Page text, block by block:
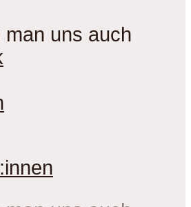
man uns auch